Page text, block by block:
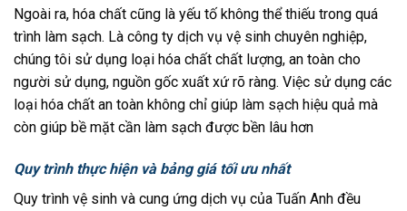
Ngoài ra, hóa chất cũng là yếu tố không thể thiếu trong quá
trình làm sạch. Là công ty dịch vụ vệ sinh chuyên nghiệp,
chúng tôi sử dụng loại hóa chất chất lượng, an toàn cho
người sử dụng, nguồn gốc xuất xứ rõ ràng. Việc sử dụng các
loại hóa chất an toàn không chỉ giúp làm sạch hiệu quả mà
còn giúp bề mặt cần làm sạch được bền lâu hơn
Quy trình thực hiện và bảng giá tối ưu nhất
Quy trình vệ sinh và cung ứng dịch vụ của Tuấn Anh đều